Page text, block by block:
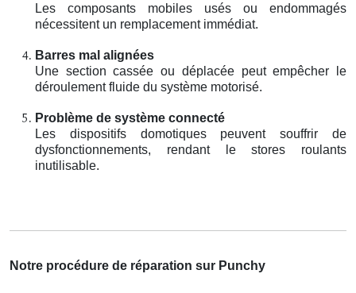
Les composants mobiles usés ou endommagés
nécessitent un remplacement immédiat.
Barres mal alignées
Une section cassée ou déplacée peut empêcher le
déroulement fluide du système motorisé.
Problème de système connecté
Les dispositifs domotiques peuvent souffrir de
dysfonctionnements, rendant le stores roulants
inutilisable.
Notre procédure de réparation sur Punchy